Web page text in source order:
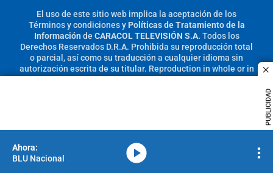
PUBLICIDAD
El uso de este sitio web implica la aceptación de los
Términos y condicionesy Políticas de Tratamiento de la
Información de CARACOL TELEVISIÓN S.A. Todos los
Derechos Reservados D.R.A. Prohibida su reproducción total
o parcial, así como su traducción a cualquier idioma sin
autorización escrita de su titular. Reproduction in whole or in
BLU Nacional